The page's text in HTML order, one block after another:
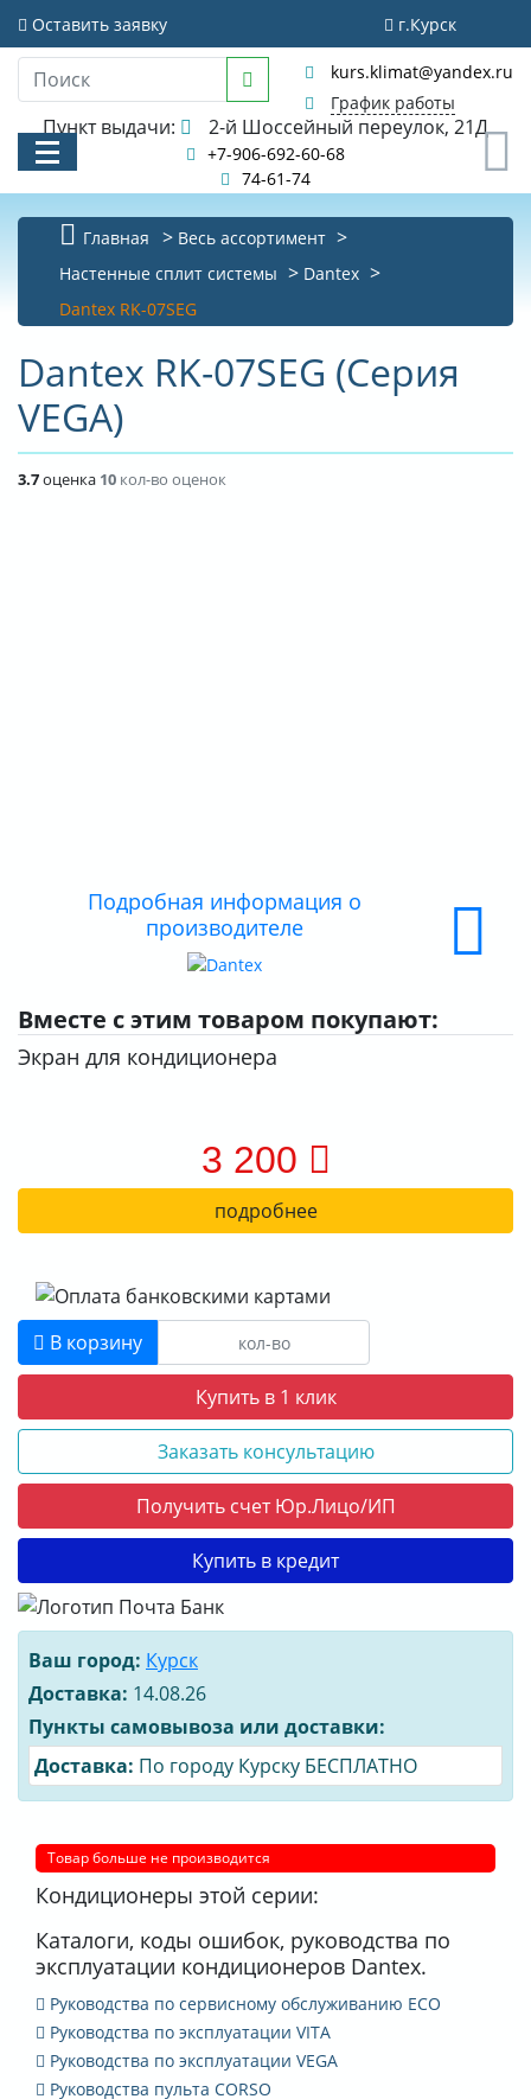
Оставить заявку г.Курск
kurs.klimat@yandex.ru
График работы
Пункт выдачи: 2-й Шоссейный переулок, 21Д
+7-906-692-60-68
74-61-74
КАТАЛОГ
АКЦИИ И РАСПРОДАЖИ
УСЛУГИ
БИБЛИОТЕКА
Главная
Весь ассортимент
Настенные сплит системы
Dantex
Dantex RK-07SEG
Dantex RK-07SEG (Серия
VEGA)
3.7оценка 10 кол-во оценок
Подробная информация о
производителе
Вместе с этим товаром покупают:
Экран для кондиционера
3 200
подробнее
В корзину
Купить в 1 клик
Заказать консультацию
Получить счет Юр.Лицо/ИП
Купить в кредит
Ваш город: Курск
Доставка: 14.08.26
Пункты самовывоза или доставки:
Доставка: По городу Курску БЕСПЛАТНО
Товар больше не производится
Кондиционеры этой серии:
Каталоги, коды ошибок, руководства по
эксплуатации кондиционеров Dantex.
Руководства по сервисному обслуживанию ECO
Руководства по эксплуатации VITA
Руководства по эксплуатации VEGA
Руководства пульта CORSO